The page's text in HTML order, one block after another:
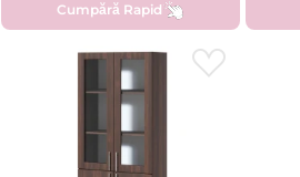
Cumpără Rapid